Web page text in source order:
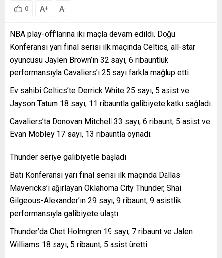
0 A+ A-
NBA play-off’larına iki maçla devam edildi. Doğu
Konferansı yarı final serisi ilk maçında Celtics, all-star
oyuncusu Jaylen Brown’ın 32 sayı, 6 ribauntluk
performansıyla Cavaliers’ı 25 sayı farkla mağlup etti.
Ev sahibi Celtics’te Derrick White 25 sayı, 5 asist ve
Jayson Tatum 18 sayı, 11 ribauntla galibiyete katkı sağladı.
Cavaliers’ta Donovan Mitchell 33 sayı, 6 ribaunt, 5 asist ve
Evan Mobley 17 sayı, 13 ribauntla oynadı.
Thunder seriye galibiyetle başladı
Batı Konferansı yarı final serisi ilk maçında Dallas
Mavericks’i ağırlayan Oklahoma City Thunder, Shai
Gilgeous-Alexander’ın 29 sayı, 9 ribaunt, 9 asistlik
performansıyla galibiyete ulaştı.
Thunder’da Chet Holmgren 19 sayı, 7 ribaunt ve Jalen
Williams 18 sayı, 5 ribaunt, 5 asist üretti.